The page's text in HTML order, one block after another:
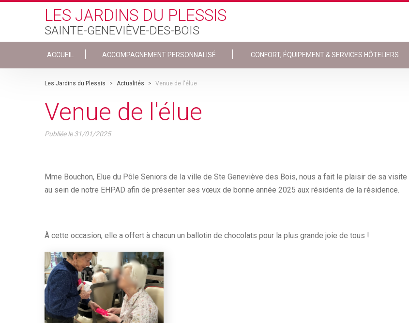
Skip to main content
LES JARDINS DU PLESSIS
SAINTE-GENEVIÈVE-DES-BOIS
ACCUEIL ACCOMPAGNEMENT PERSONNALISÉ CONFORT, ÉQUIPEMENT & SERVICES HÔTELIERS
Les Jardins du Plessis > Actualités > Venue de l'élue
Venue de l'élue
Publiée le31/01/2025
Mme Bouchon, Elue du Pôle Seniors de la ville de Ste Geneviève des Bois, nous a fait le plaisir de sa visite
au sein de notre EHPAD afin de présenter ses vœux de bonne année 2025 aux résidents de la résidence.
À cette occasion, elle a offert à chacun un ballotin de chocolats pour la plus grande joie de tous !